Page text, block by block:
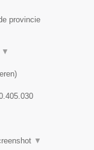
provincie
▼
)
▼